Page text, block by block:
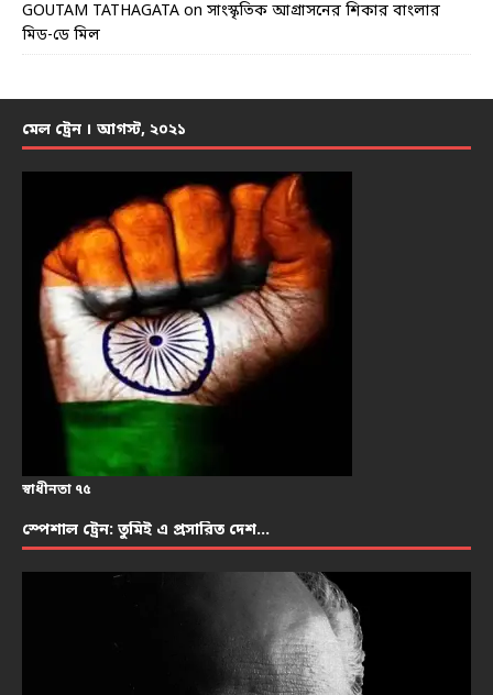
GOUTAM TATHAGATA on সাংস্কৃতিক আগ্রাসনের শিকার বাংলার
মিড-ডে মিল
মেল ট্রেন । আগস্ট, ২০২১
স্বাধীনতা ৭৫
স্পেশাল ট্রেন: তুমিই এ প্রসারিত দেশ…